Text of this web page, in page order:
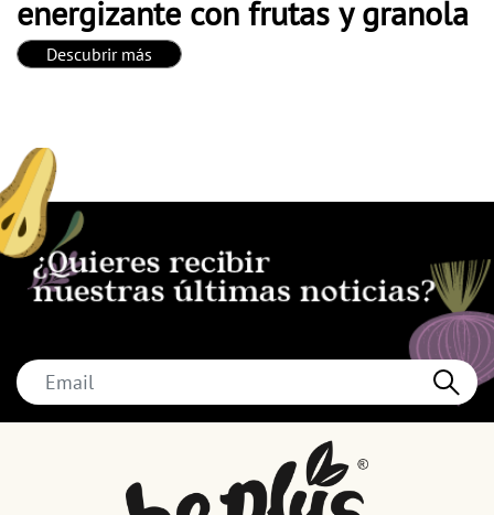
energizante con frutas y granola
Descubrir más